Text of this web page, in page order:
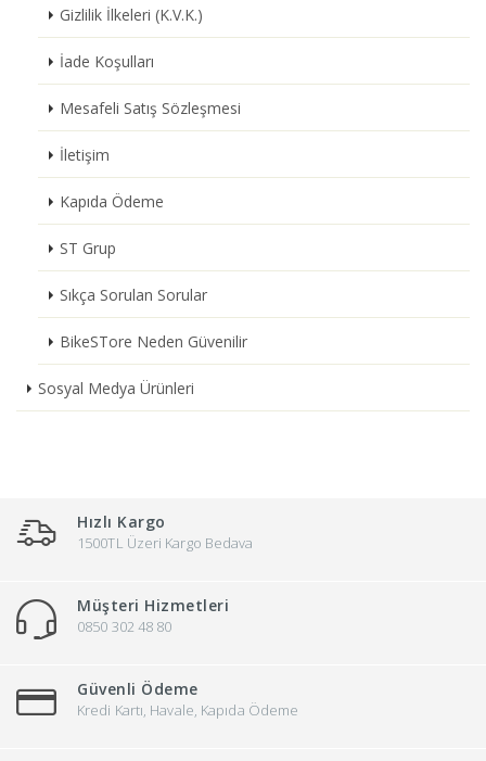
Gizlilik İlkeleri (K.V.K.)
İade Koşulları
Mesafeli Satış Sözleşmesi
İletişim
Kapıda Ödeme
ST Grup
Sıkça Sorulan Sorular
BikeSTore Neden Güvenilir
Sosyal Medya Ürünleri
Hızlı Kargo
1500TL Üzeri Kargo Bedava
Müşteri Hizmetleri
0850 302 48 80
Güvenli Ödeme
Kredi Kartı, Havale, Kapıda Ödeme